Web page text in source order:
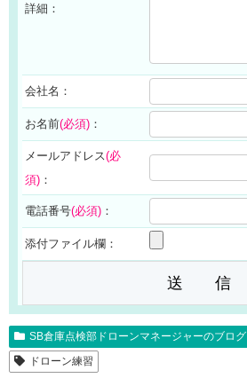
詳細：
会社名：
お名前(必須) ：
メールアドレス(必
須) ：
電話番号(必須) ：
添付ファイル欄：
SB倉庫点検部ドローンマネージャーのブログ
ドローン練習